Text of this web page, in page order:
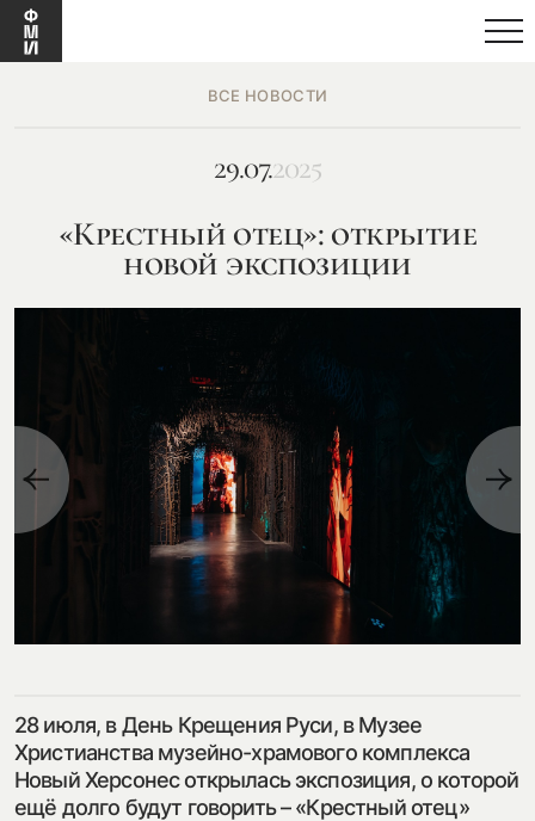
посмотреть на карте
my.history.fond@bk.ru
ВСЕ НОВОСТИ
29.07.2025
«Крестный отец»: открытие
новой экспозиции
28 июля, в День Крещения Руси, в Музее
Христианства музейно-храмового комплекса
Новый Херсонес открылась экспозиция, о которой
ещё долго будут говорить – «Крестный отец»